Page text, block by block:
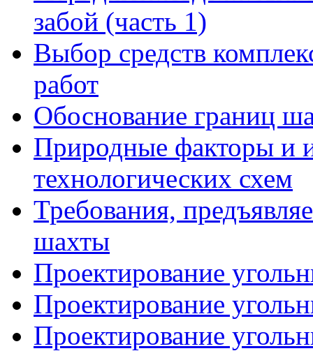
забой (часть 1)
Выбор средств
работ
Обоснование границ
Природные факторы и
технологических схем
Требования,
шахты
Проектирование
Проектирование
Проектирование